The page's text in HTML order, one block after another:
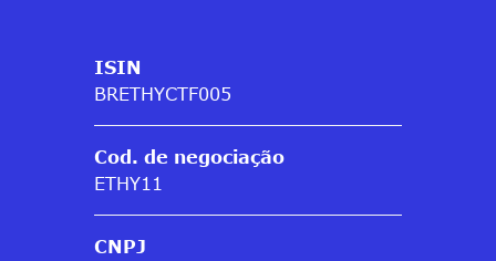
ISIN
BRETHYCTF005
Cod. de negociação
ETHY11
CNPJ